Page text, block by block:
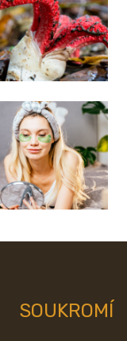
SOUKROMÍ